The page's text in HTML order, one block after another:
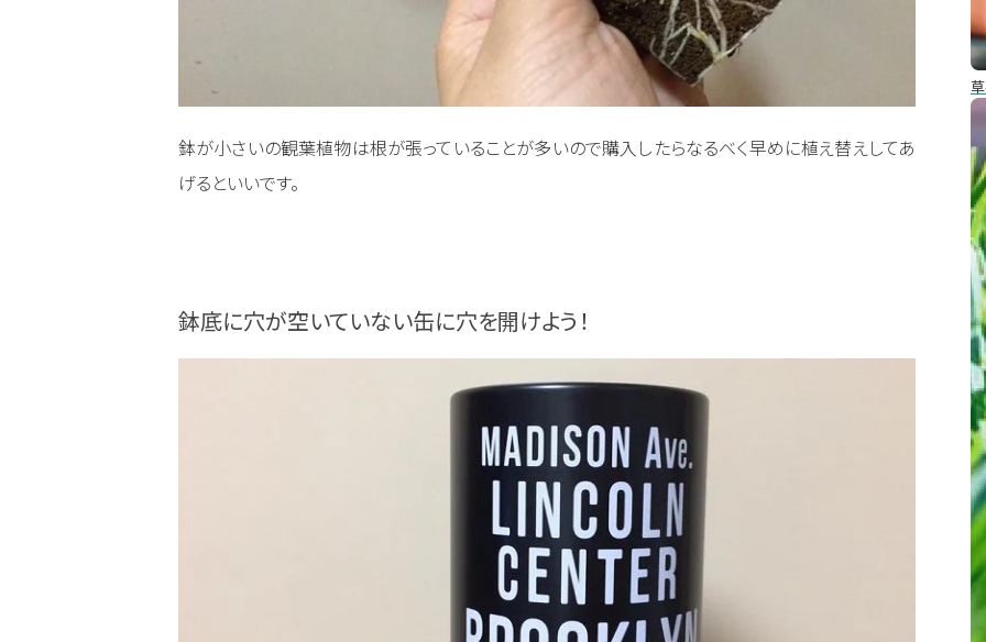
鉢が小さいの観葉植物は根が張っていることが多いので購入したらなるべく早めに植え替えしてあ
げるといいです。
鉢底に穴が空いていない缶に穴を開けよう！